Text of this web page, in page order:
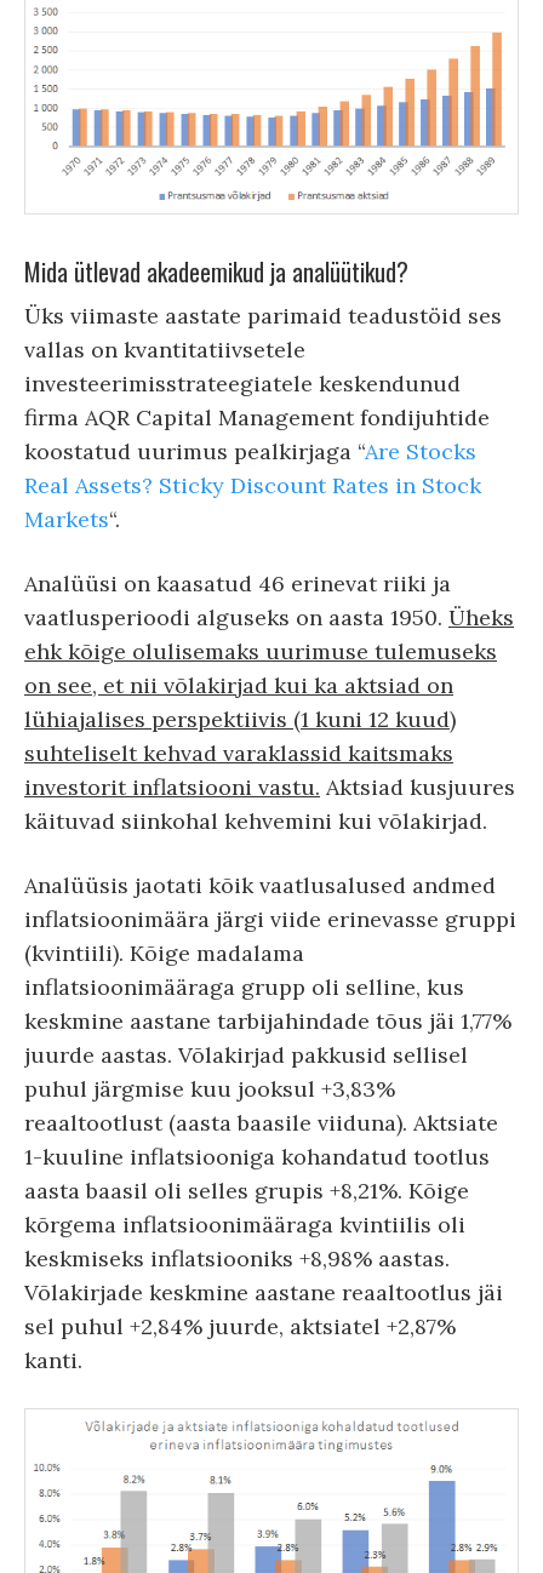
Mida ütlevad akadeemikud ja analüütikud?
Üks viimaste aastate parimaid teadustöid ses
vallas on kvantitatiivsetele
investeerimisstrateegiatele keskendunud
firma AQR Capital Management fondijuhtide
koostatud uurimus pealkirjaga “Are Stocks
Real Assets? Sticky Discount Rates in Stock
Markets“.
Analüüsi on kaasatud 46 erinevat riiki ja
vaatlusperioodi alguseks on aasta 1950. Üheks
ehk kõige olulisemaks uurimuse tulemuseks
on see, et nii võlakirjad kui ka aktsiad on
lühiajalises perspektiivis (1 kuni 12 kuud)
suhteliselt kehvad varaklassid kaitsmaks
investorit inflatsiooni vastu. Aktsiad kusjuures
käituvad siinkohal kehvemini kui võlakirjad.
Analüüsis jaotati kõik vaatlusalused andmed
inflatsioonimäära järgi viide erinevasse gruppi
(kvintiili). Kõige madalama
inflatsioonimääraga grupp oli selline, kus
keskmine aastane tarbijahindade tõus jäi 1,77%
juurde aastas. Võlakirjad pakkusid sellisel
puhul järgmise kuu jooksul +3,83%
reaaltootlust (aasta baasile viiduna). Aktsiate
1-kuuline inflatsiooniga kohandatud tootlus
aasta baasil oli selles grupis +8,21%. Kõige
kõrgema inflatsioonimääraga kvintiilis oli
keskmiseks inflatsiooniks +8,98% aastas.
Võlakirjade keskmine aastane reaaltootlus jäi
sel puhul +2,84% juurde, aktsiatel +2,87%
kanti.